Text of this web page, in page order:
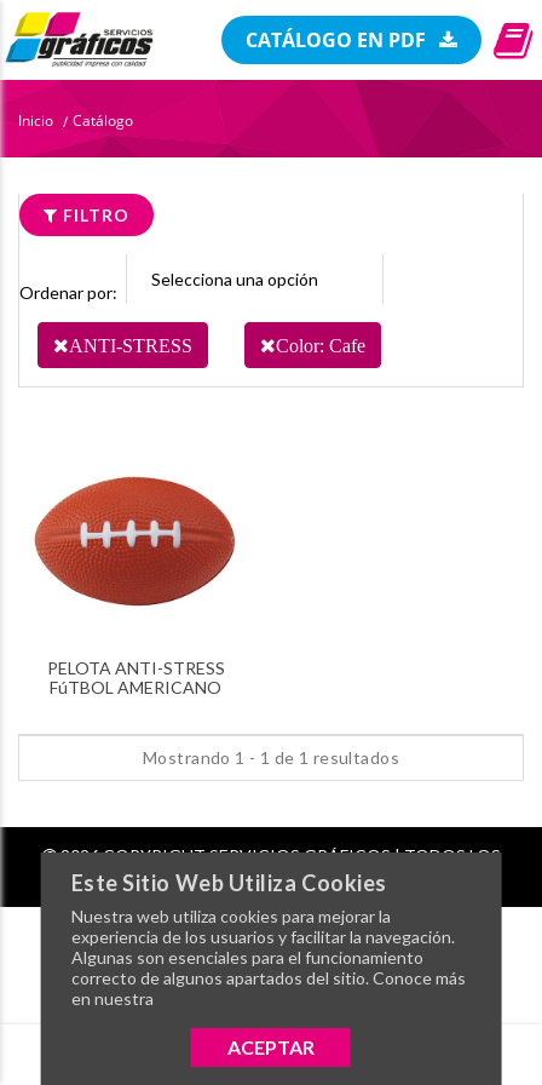
CATÁLOGO EN PDF
Inicio / Catálogo
Este Sitio Web Utiliza Cookies
Nuestra web utiliza cookies para mejorar la
experiencia de los usuarios y facilitar la navegación.
Algunas son esenciales para el funcionamiento
correcto de algunos apartados del sitio. Conoce más
en nuestra
ACEPTAR
FILTRO
Ordenar por:
ANTI-STRESS Color: Cafe
PELOTA ANTI-STRESS
FúTBOL AMERICANO
Mostrando 1 - 1 de 1 resultados
2026 COPYRIGHT SERVICIOS GRÁFICOS | TODOS LOS
DERECHOS RESERVADOS